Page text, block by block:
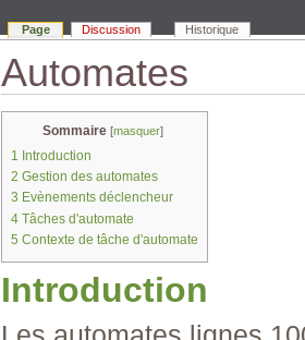
Automates
Sommaire[masquer]
1 Introduction
2 Gestion des automates
3 Evènements déclencheur
4 Tâches d'automate
5 Contexte de tâche d'automate
Introduction
Page Discussion Historique